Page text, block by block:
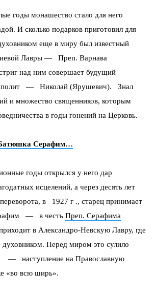
годы монашество стало для него
И сколько подарков приготовил для
еще в миру был известный
Лавры — Преп. Варнава
над ним совершает будущий
— Николай (Ярушевич). Знал
и множество священников, которым
в годы гонений на Церковь.
Серафим…
годы открылся у него дар
исцелений, а через десять лет
переворота, в 1927 г ., старец принимает
— в честь Преп. Серафима
в Александро-Невскую Лавру, где
духовником. Перед миром это сулило
— наступление на Православную
«во всю ширь».